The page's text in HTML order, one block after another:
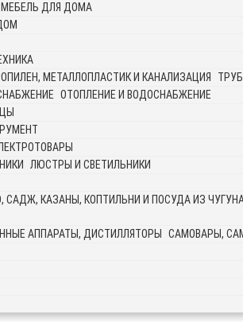
МЕБЕЛЬ ДЛЯ ДОМА
ОТОПЛЕНИЕ И ВОДОСНАБЖЕНИЕ
ЛЮСТРЫ И СВЕТИЛЬНИКИ
САМОВАРЫ,